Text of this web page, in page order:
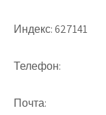
Индекс:627141
Телефон:
Почта: